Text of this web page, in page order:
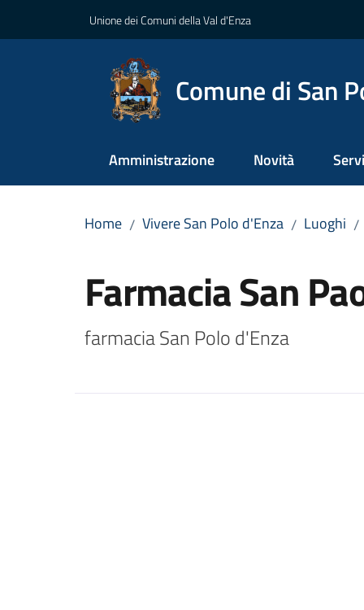
Unione dei Comuni della Val d'Enza
Comune di San
Amministrazione Novità
Home / Vivere San Polo d'Enza / Luoghi /
Farmacia San
farmacia San Polo d'Enza